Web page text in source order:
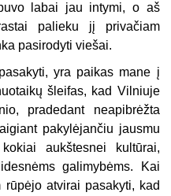
labai jau intymi, o aš
palieku jį privačiam
pasirodyti viešai.
yra paikas mane į
šleifas, kad Vilniuje
pradedant neapibrėžta
pakylėjančiu jausmu
aukštesnei kultūrai,
galimybėms. Kai
atvirai pasakyti, kad